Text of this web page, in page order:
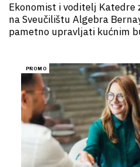
Ekonomist i voditelj Katedre
na Sveučilištu Algebra
pametno upravljati kućnim